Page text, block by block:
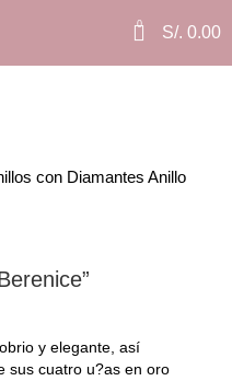
0 S/. 0.00
con Diamantes Anillo
y elegante, así
sus cuatro u?as en oro